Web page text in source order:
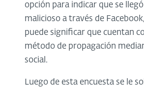
opción para indicar que se
malicioso a través de
puede significar que cuentan
método de propagación
social.
Luego de esta encuesta se le